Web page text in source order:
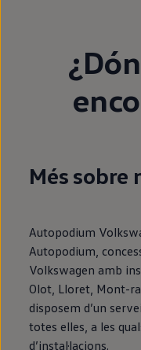
Més sobre
Autopodium
Autopodium,
Volkswagen amb
Olot, Lloret, Mont-
disposem d’un
totes elles, a les
d’instal·lacions.